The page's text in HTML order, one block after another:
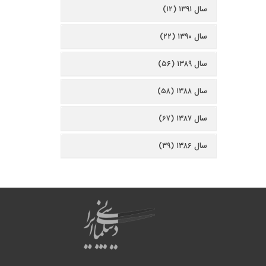
سال ۱۳۹۱ (۱۲)
سال ۱۳۹۰ (۲۲)
سال ۱۳۸۹ (۵۶)
سال ۱۳۸۸ (۵۸)
سال ۱۳۸۷ (۶۷)
سال ۱۳۸۶ (۳۹)